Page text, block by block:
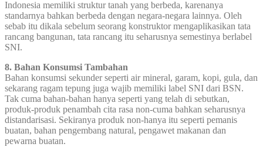
Indonesia memiliki struktur tanah yang berbeda, karenanya
standarnya bahkan berbeda dengan negara-negara lainnya. Oleh
sebab itu dikala sebelum seorang konstruktor mengaplikasikan tata
rancang bangunan, tata rancang itu seharusnya semestinya berlabel
SNI.
8. Bahan Konsumsi Tambahan
Bahan konsumsi sekunder seperti air mineral, garam, kopi, gula, dan
sekarang ragam tepung juga wajib memiliki label SNI dari BSN.
Tak cuma bahan-bahan hanya seperti yang telah di sebutkan,
produk-produk penambah cita rasa non-cuma bahkan seharusnya
distandarisasi. Sekiranya produk non-hanya itu seperti pemanis
buatan, bahan pengembang natural, pengawet makanan dan
pewarna buatan.